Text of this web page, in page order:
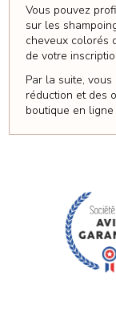
Vous pouvez
sur les
cheveux colorés
de votre
Par la suite,
réduction et des
boutique en